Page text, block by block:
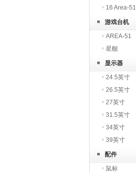
16 Area-51
游戏台机
AREA-51
星舰
显示器
24.5英寸
26.5英寸
27英寸
31.5英寸
34英寸
39英寸
配件
鼠标